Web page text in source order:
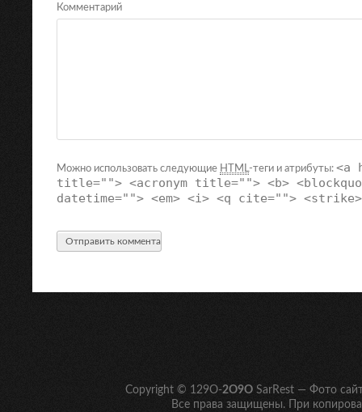
Комментарий
Можно использовать следующие HTML -теги и атрибуты: <a
title=""> <acronym title=""> <b>
datetime=""> <em> <i> <q cite="">
Copyright © 129O-2O9O SarRest — Фото
Все права защищены. При